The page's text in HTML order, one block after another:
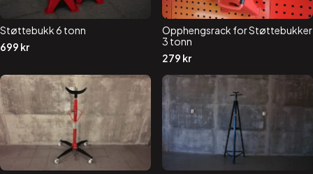
Støttebukk 6 tonn
699 kr
Opphengsrack for Støttebukker
3 tonn
279 kr